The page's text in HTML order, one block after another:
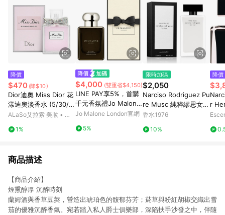
降價
$470 (降$10)
Dior迪奧 Miss Dior 花
漾迪奧淡香水 (5/30/5
0/100ml)
ALaSo艾拉索 美妝 • 保
1%
$4,000 (雙重省$4,150)
LINE PAY享5%，首購
千元香氛禮Jo Malone
London 絲柏與葡萄藤
Jo Malone London官網
5%
限時加碼
$2,050
Narciso Rodriguez Pu
re Musc 純粹繆思女性
淡香精
香水1976
10%
降價
r
商品描述
【商品介紹】
煙熏醇厚 沉醉時刻
蘭姆酒與香草豆莢，營造出琥珀色的馥郁芬芳；菸草與粉紅胡椒交織出雪
茄的優雅沉醉香氣。宛若踏入私人爵士俱樂部，深陷扶手沙發之中，伴隨